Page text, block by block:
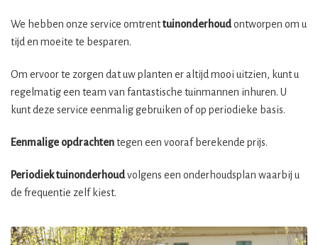
We hebben onze service omtrenttuinonderhoudontworpen om u
tijd en moeite te besparen.
Om ervoor te zorgen dat uw planten er altijd mooi uitzien, kunt u
regelmatig een team van fantastische tuinmannen inhuren. U
kunt deze service eenmalig gebruiken of op periodieke basis.
Eenmalige opdrachtentegen een vooraf berekende prijs.
Periodiek tuinonderhoudvolgens een onderhoudsplan waarbij u
de frequentie zelf kiest.